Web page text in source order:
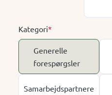
Kategori*
Generelle
forespørgsler
Samarbejdspartnere